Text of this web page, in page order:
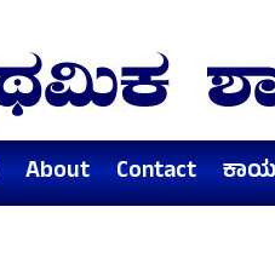
About Contact